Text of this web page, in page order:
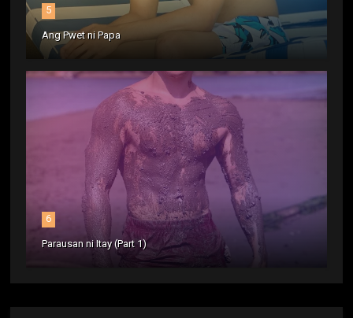
5
Ang Pwet ni Papa
6
Parausan ni Itay (Part 1)